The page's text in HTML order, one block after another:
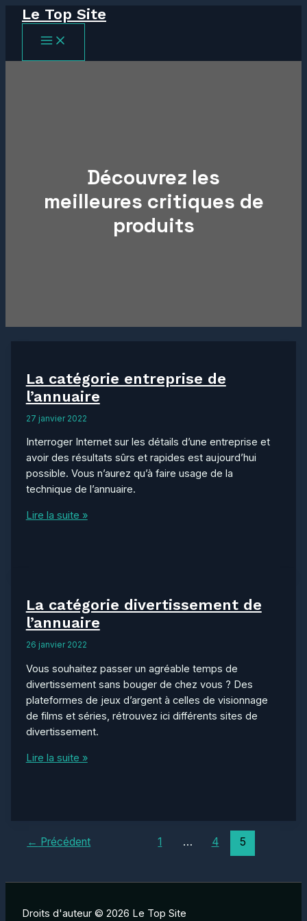
Aller
contenu
Le Top Site
MAIN
Découvrez les
meilleures critiques de
produits
La catégorie entreprise de
l’annuaire
27 janvier 2022
Interroger Internet sur les détails d’une entreprise et
avoir des résultats sûrs et rapides est aujourd’hui
possible. Vous n’aurez qu’à faire usage de la
technique de l’annuaire.
La
Lire la suite »
La catégorie divertissement de
l’annuaire
26 janvier 2022
Vous souhaitez passer un agréable temps de
divertissement sans bouger de chez vous ? Des
plateformes de jeux d’argent à celles de visionnage
de films et séries, rétrouvez ici différents sites de
divertissement.
La
Lire la suite »
Pagination
← Précédent 1 … 4 5
Droits d'auteur © 2026 Le Top Site